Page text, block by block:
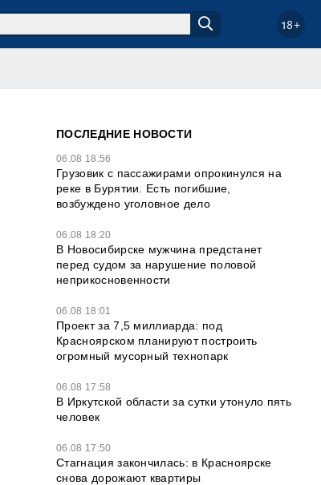
18+
ПОСЛЕДНИЕ НОВОСТИ
06.08 18:56
Грузовик с пассажирами опрокинулся на
реке в Бурятии. Есть погибшие,
возбуждено уголовное дело
06.08 18:20
В Новосибирске мужчина предстанет
перед судом за нарушение половой
неприкосновенности
06.08 18:01
Проект за 7,5 миллиарда: под
Красноярском планируют построить
огромный мусорный технопарк
06.08 17:58
В Иркутской области за сутки утонуло пять
человек
06.08 17:50
Стагнация закончилась: в Красноярске
снова дорожают квартиры